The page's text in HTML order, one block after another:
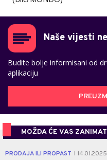
Naše vijesti
Budite bolje informisani od
aplikaciju
MOŽDA ĆE VAS
PRODAJA ILI PROPAST